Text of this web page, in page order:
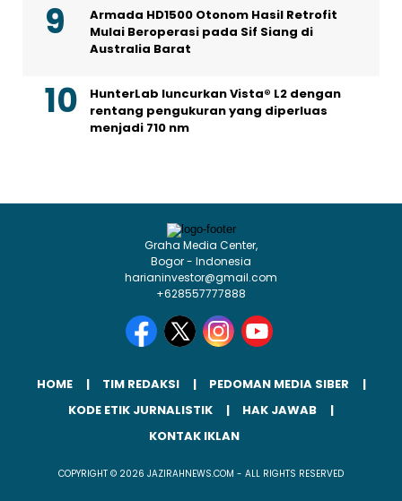
Armada HD1500 Otonom Hasil Retrofit
Mulai Beroperasi pada Sif Siang di
Australia Barat
HunterLab luncurkan Vista® L2 dengan
rentang pengukuran yang diperluas
menjadi 710 nm
Graha Media Center,
Bogor - Indonesia
harianinvestor@gmail.com
+628557777888
HOME TIM REDAKSI
PEDOMAN MEDIA SIBER
KODE ETIK JURNALISTIK
HAK JAWAB
KONTAK IKLAN
COPYRIGHT © 2026 JAZIRAHNEWS.COM - ALL RIGHTS RESERVED